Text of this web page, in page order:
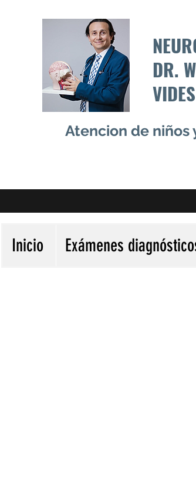
DR.
VIDES
Atencion de
Inicio Exámenes